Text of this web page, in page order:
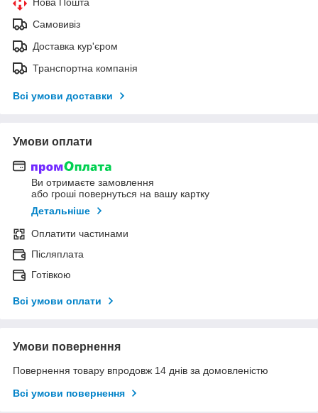
Самовивіз
Доставка кур'єром
Транспортна компанія
Всі умови доставки
Умови оплати
Ви отримаєте замовлення
або гроші повернуться на вашу картку
Детальніше
Оплатити частинами
Післяплата
Готівкою
Всі умови оплати
Умови повернення
Повернення товару впродовж 14 днів за домовленістю
Всі умови повернення